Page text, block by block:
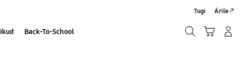
Back-To-School
Tugi Ärile